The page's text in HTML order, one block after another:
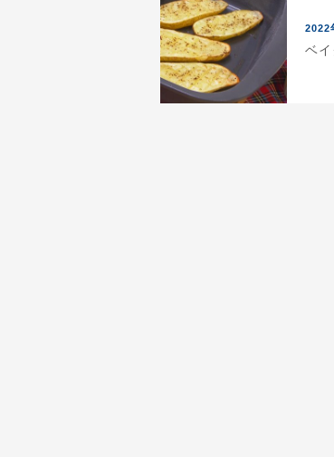
2022
ベ